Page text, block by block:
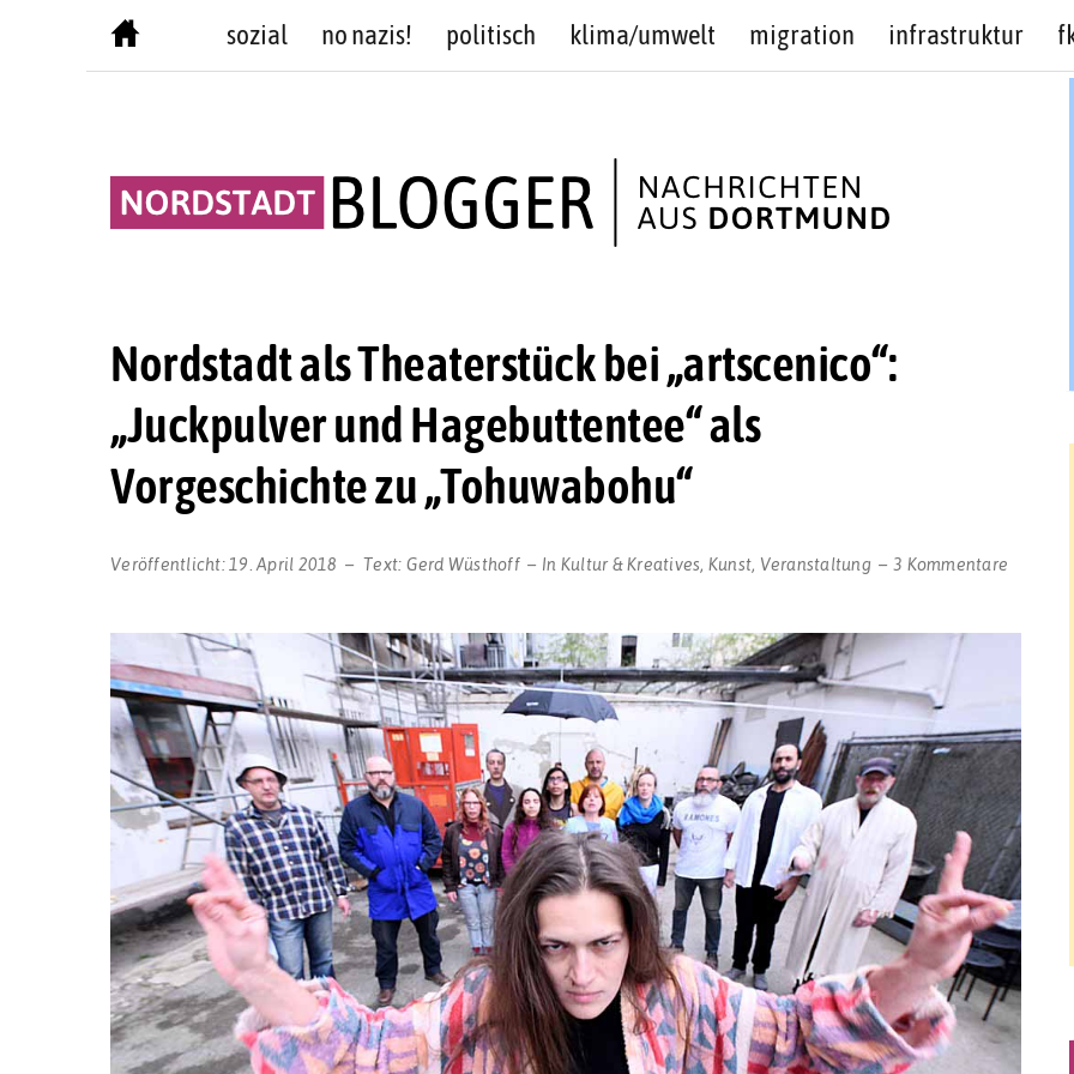
sozial no nazis! politisch klima/umwelt migration infrastruktur
Nordstadt als Theaterstück bei „artscenico“:
„Juckpulver und Hagebuttentee“ als
Vorgeschichte zu „Tohuwabohu“
Veröffentlicht: 19. April 2018 Text: Gerd Wüsthoff In Kultur & Kreatives Kunst Veranstaltung 3 Kommentare
als
zu